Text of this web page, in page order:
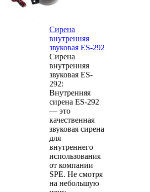
Сирена
внутренняя
звуковая ES-292
Сирена
внутренняя
звуковая ES-
292:
Внутренняя
сирена ES-292
— это
качественная
звуковая сирена
для
внутреннего
использования
от компании
SPE. Не смотря
на небольшую